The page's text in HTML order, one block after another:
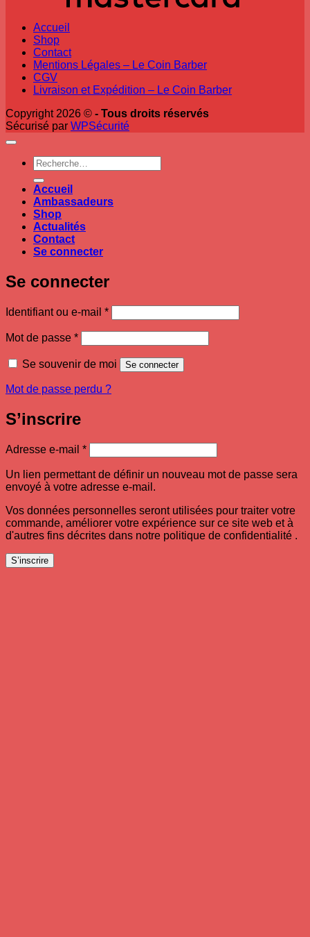
Accueil
Shop
Contact
Mentions Légales – Le Coin Barber
CGV
Livraison et Expédition – Le Coin Barber
Copyright 2026 © - Tous droits réservés
Sécurisé par WPSécurité
Recherche
pour :
Accueil
Ambassadeurs
Shop
Actualités
Contact
Se connecter
Se connecter
Identifiant ou e-mail *Obligatoire
Mot de passe *Obligatoire
Se souvenir de moi Se connecter
Mot de passe perdu ?
S’inscrire
Adresse e-mail *Obligatoire
Un lien permettant de définir un nouveau mot de passe sera
envoyé à votre adresse e-mail.
Vos données personnelles seront utilisées pour traiter votre
commande, améliorer votre expérience sur ce site web et à
d'autres fins décrites dans notre politique de confidentialité .
S’inscrire